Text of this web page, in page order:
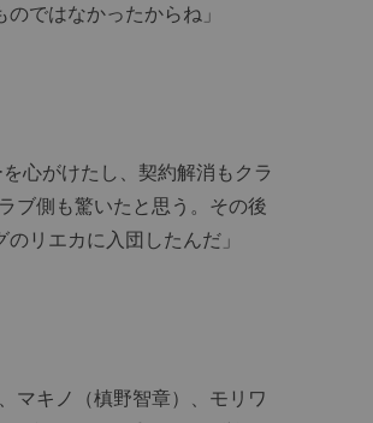
ではなかったからね」
心がけたし、契約解消もクラ
ブ側も驚いたと思う。その後
リエカに入団したんだ」
マキノ（槙野智章）、モリワ